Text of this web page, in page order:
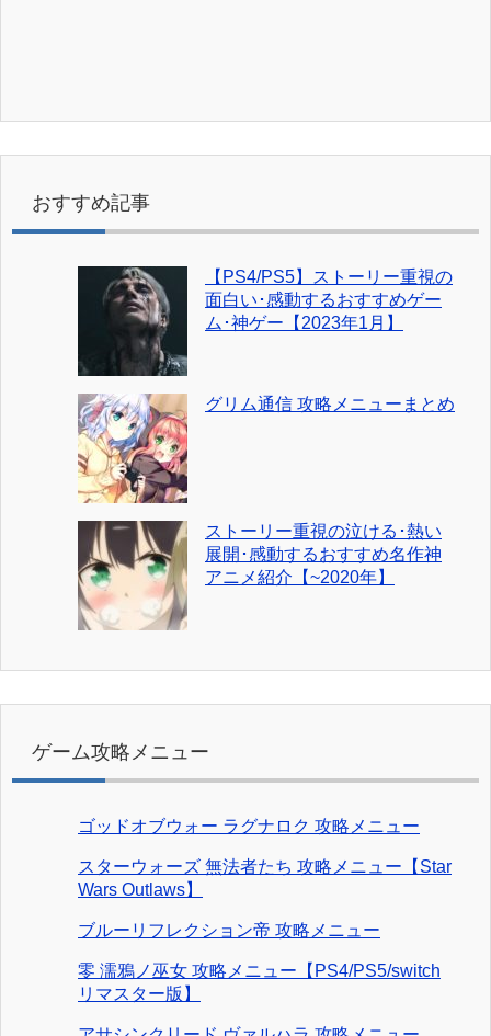
おすすめ記事
【PS4/PS5】ストーリー重視の
面白い･感動するおすすめゲー
ム･神ゲー【2023年1月】
グリム通信 攻略メニューまとめ
ストーリー重視の泣ける･熱い
展開･感動するおすすめ名作神
アニメ紹介【~2020年】
ゲーム攻略メニュー
ゴッドオブウォー ラグナロク 攻略メニュー
スターウォーズ 無法者たち 攻略メニュー【Star
Wars Outlaws】
ブルーリフレクション帝 攻略メニュー
零 濡鴉ノ巫女 攻略メニュー【PS4/PS5/switch
リマスター版】